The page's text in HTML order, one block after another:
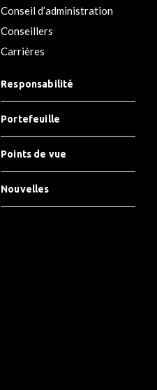
Conseil d’administration
Conseillers
Carrières
Responsabilité
Portefeuille
Points de vue
Nouvelles